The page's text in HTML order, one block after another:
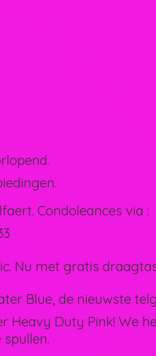
Condoleances via :
Nu met gratis
Blue, de nieuwste
Heavy Duty Pink! We
spullen.